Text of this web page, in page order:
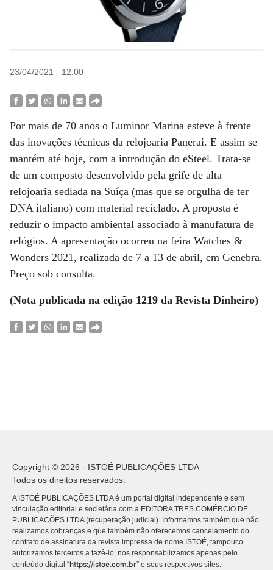
23/04/2021 - 12:00
Por mais de 70 anos o Luminor Marina esteve à frente
das inovações técnicas da relojoaria Panerai. E assim se
mantém até hoje, com a introdução do eSteel. Trata-se
de um composto desenvolvido pela grife de alta
relojoaria sediada na Suíça (mas que se orgulha de ter
DNA italiano) com material reciclado. A proposta é
reduzir o impacto ambiental associado à manufatura de
relógios. A apresentação ocorreu na feira Watches &
Wonders 2021, realizada de 7 a 13 de abril, em Genebra.
Preço sob consulta.
(Nota publicada na edição 1219 da Revista Dinheiro)
Copyright © 2026 - ISTOÉ PUBLICAÇÕES LTDA
Todos os direitos reservados.
A ISTOÉ PUBLICAÇÕES LTDA é um portal digital independente e sem
vinculação editorial e societária com a EDITORA TRES COMÉRCIO DE
PUBLICACÕES LTDA (recuperação judicial). Informamos também que não
realizamos cobranças e que também não oferecemos cancelamento do
contrato de assinatura da revista impressa de nome ISTOÉ, tampouco
autorizamos terceiros a fazê-lo, nos responsabilizamos apenas pelo
conteúdo digital “https://istoe.com.br” e seus respectivos sites.